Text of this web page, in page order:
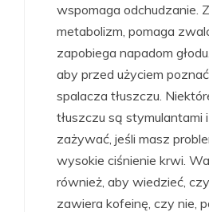
wspomaga odchudzanie.
metabolizm, pomaga
zapobiega napadom
aby przed użyciem
spalacza tłuszczu.
tłuszczu są stymulantami
zażywać, jeśli masz
wysokie ciśnienie krwi.
również, aby wiedzieć,
zawiera kofeinę, czy nie,